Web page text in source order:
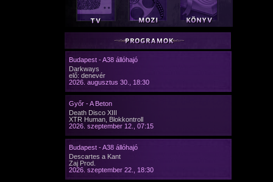
Budapest - A38 állóhajó
Darkways
elő: denevér
2026. augusztus 30., 18:30
Győr - A Beton
Death Disco XIII
XTR Human, Blokkontroll
2026. szeptember 12., 07:15
Budapest - A38 állóhajó
Descartes a Kant
Zaj Prod.
2026. szeptember 22., 18:30